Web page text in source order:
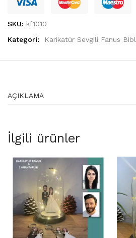
SKU: kf1010
Kategori:
Karikatür Sevgili Fanus
AÇIKLAMA
İlgili ürünler